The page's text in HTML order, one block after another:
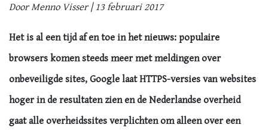
Door Menno Visser | 13 februari 2017
Het is al een tijd af en toe in het nieuws: populaire
browsers komen steeds meer met meldingen over
onbeveiligde sites, Google laat HTTPS-versies van websites
hoger in de resultaten zien en de Nederlandse overheid
gaat alle overheidssites verplichten om alleen over een